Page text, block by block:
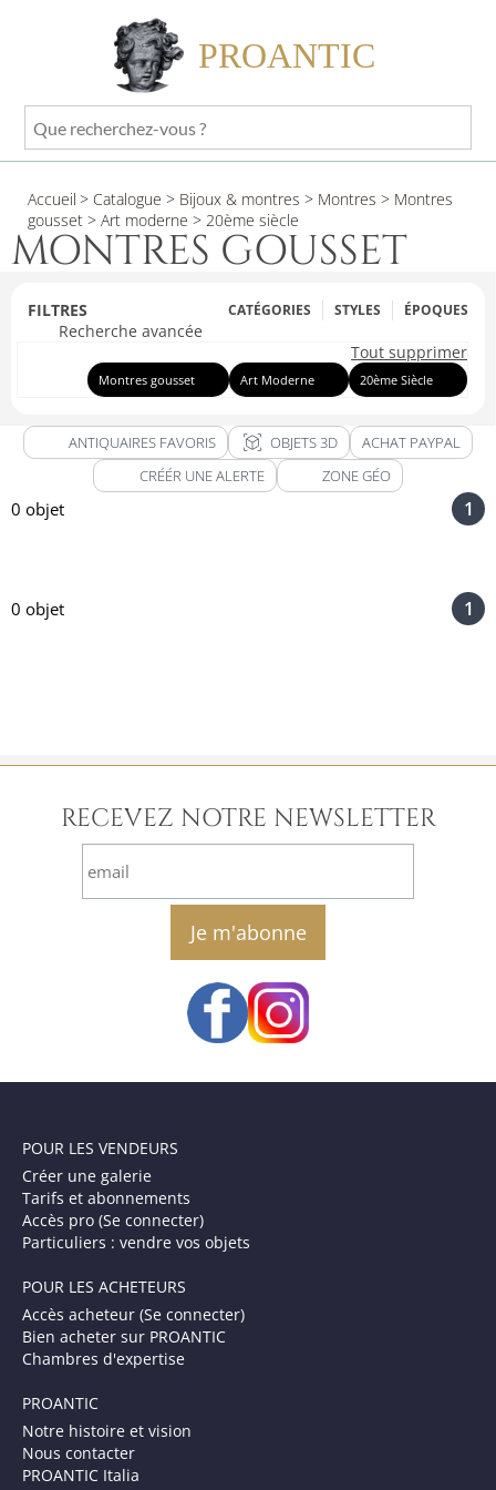
PROANTIC
Que
recherchez-
?
Accueil > Catalogue > Bijoux & montres > Montres > Montres
gousset > Art moderne > 20ème siècle
MONTRES GOUSSET
FILTRES CATÉGORIES STYLES ÉPOQUES
Recherche avancée
Tout supprimer
Montres gousset Art Moderne 20ème Siècle
ANTIQUAIRES FAVORIS view_in_ar OBJETS 3D
ACHAT PAYPAL
CRÉÉR UNE ALERTE
ZONE GÉO
0 objet 1
0 objet 1
RECEVEZ NOTRE NEWSLETTER
email
POUR LES VENDEURS
Créer une galerie
Tarifs et abonnements
Accès pro (Se connecter)
Particuliers : vendre vos objets
POUR LES ACHETEURS
Accès acheteur (Se connecter)
Bien acheter sur PROANTIC
Chambres d'expertise
PROANTIC
Notre histoire et vision
Nous contacter
PROANTIC Italia